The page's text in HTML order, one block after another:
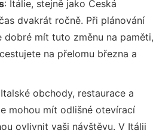
: Itálie, stejně jako Česká
dvakrát ročně. Při plánování
dobré mít tuto změnu na paměti,
na přelomu března a
obchody, restaurace a
mohou mít odlišné otevírací
ovlivnit vaši návštěvu. V Itálii